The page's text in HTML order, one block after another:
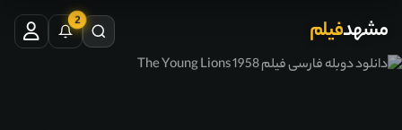
مشهدفیلم 2